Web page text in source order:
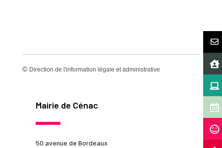
© Direction de l'information légale et administrative
Mairie de Cénac
50 avenue de Bordeaux